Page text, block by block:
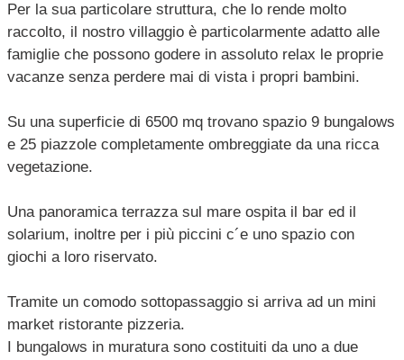
Per la sua particolare struttura, che lo rende molto
raccolto, il nostro villaggio è particolarmente adatto alle
famiglie che possono godere in assoluto relax le proprie
vacanze senza perdere mai di vista i propri bambini.
Su una superficie di 6500 mq trovano spazio 9 bungalows
e 25 piazzole completamente ombreggiate da una ricca
vegetazione.
Una panoramica terrazza sul mare ospita il bar ed il
solarium, inoltre per i più piccini c´e uno spazio con
giochi a loro riservato.
Tramite un comodo sottopassaggio si arriva ad un mini
market ristorante pizzeria.
I bungalows in muratura sono costituiti da uno a due